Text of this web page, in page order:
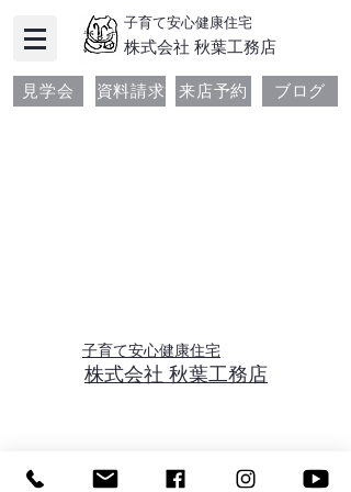
子育て安心健康住宅
​株式会社 秋葉工務店
見学会 資料請求 来店予約 ブログ
子育て安心健康住宅
​株式会社 秋葉工務店